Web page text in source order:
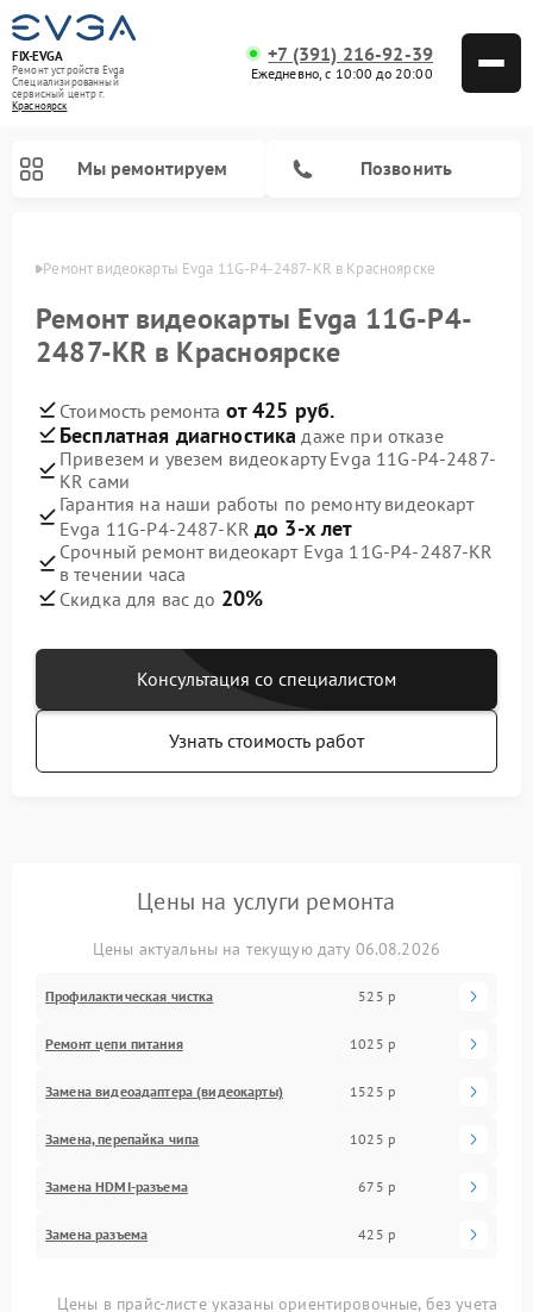
FIX-EVGA
Ремонт устройств Evga
Специализированный
cервисный центр г.
Красноярск
+7 (391) 216-92-39
Ежедневно, с 10:00 до 20:00
Мы ремонтируем Позвонить
Ремонт видеокарты Evga 11G-P4-2487-KR в Красноярске
Ремонт видеокарты Evga 11G-P4-
2487-KR в Красноярске
Стоимость ремонта от 425 руб.
Бесплатная диагностика даже при отказе
Привезем и увезем видеокарту Evga 11G-P4-2487-
KR сами
Гарантия на наши работы по ремонту видеокарт
Evga 11G-P4-2487-KR до 3-х лет
Срочный ремонт видеокарт Evga 11G-P4-2487-KR
в течении часа
Скидка для вас до 20%
Консультация со специалистом
Узнать стоимость работ
Цены на услуги ремонта
Цены актуальны на текущую дату 06.08.2026
Профилактическая чистка 525 р
Ремонт цепи питания 1025 р
Замена видеоадаптера (видеокарты) 1525 р
Замена, перепайка чипа 1025 р
Замена HDMI-разъема 675 р
Замена разъема 425 р
Цены в прайс-листе указаны ориентировочные, без учета